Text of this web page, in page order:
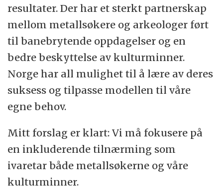
resultater. Der har et sterkt partnerskap
mellom metallsøkere og arkeologer ført
til banebrytende oppdagelser og en
bedre beskyttelse av kulturminner.
Norge har all mulighet til å lære av deres
suksess og tilpasse modellen til våre
egne behov.
Mitt forslag er klart: Vi må fokusere på
en inkluderende tilnærming som
ivaretar både metallsøkerne og våre
kulturminner.